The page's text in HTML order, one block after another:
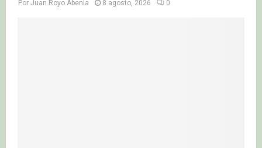
Por Juan Royo Abenia 8 agosto, 2026 0